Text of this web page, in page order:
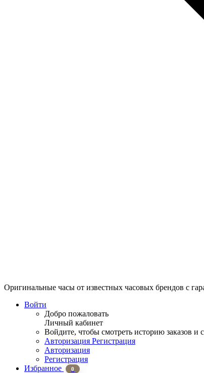
Оригинальные часы от известных часовых брендов с
Войти
Добро пожаловать
Личный кабинет
Войдите, чтобы смотреть историю заказов и
Авторизация Регистрация
Авторизация
Регистрация
Избранное
0